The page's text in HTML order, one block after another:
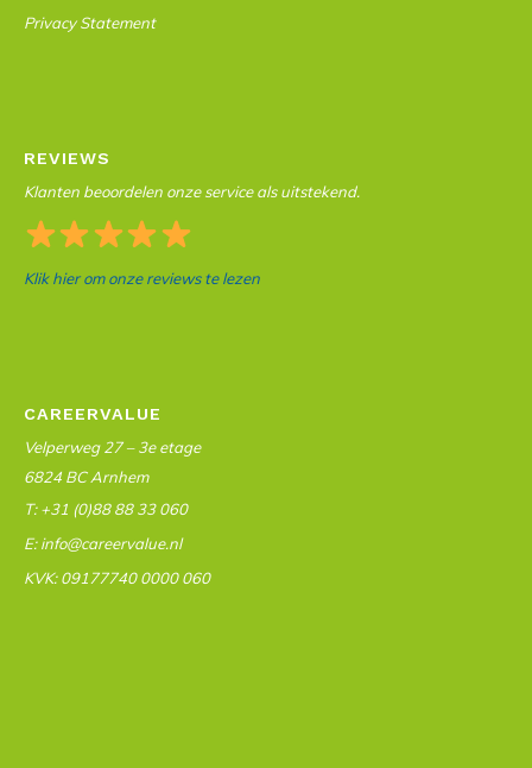
Privacy Statement
REVIEWS
Klanten beoordelen onze service als uitstekend.
Klik hier om onze reviews te lezen
CAREERVALUE
Velperweg 27 – 3e etage
6824 BC Arnhem
T: +31 (0)88 88 33 060
E: info@careervalue.nl
KVK: 09177740 0000 060